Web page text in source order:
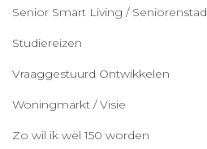
Senior Smart Living / Seniorenstad
Studiereizen
Vraaggestuurd Ontwikkelen
Woningmarkt / Visie
Zo wil ik wel 150 worden